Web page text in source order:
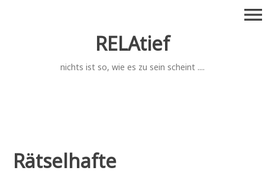
RELAtief
nichts ist so, wie es zu sein scheint ....
menu
Rätselhafte